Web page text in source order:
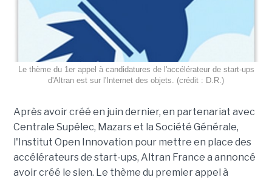
Le thème du 1er appel à candidatures de l'accélérateur de start-ups
d'Altran est sur l'Internet des objets. (crédit : D.R.)
Après avoir créé en juin dernier, en partenariat avec
Centrale Supélec, Mazars et la Société Générale,
l'Institut Open Innovation pour mettre en place des
accélérateurs de start-ups, Altran France a annoncé
avoir créé le sien. Le thème du premier appel à